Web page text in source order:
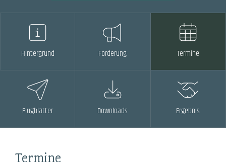
Hintergrund Forderung Termine
Flugblätter Downloads Ergebnis
Termine